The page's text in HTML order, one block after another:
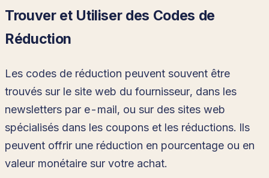
Trouver et Utiliser des Codes de
Réduction
Les codes de réduction peuvent souvent être
trouvés sur le site web du fournisseur, dans les
newsletters par e-mail, ou sur des sites web
spécialisés dans les coupons et les réductions. Ils
peuvent offrir une réduction en pourcentage ou en
valeur monétaire sur votre achat.